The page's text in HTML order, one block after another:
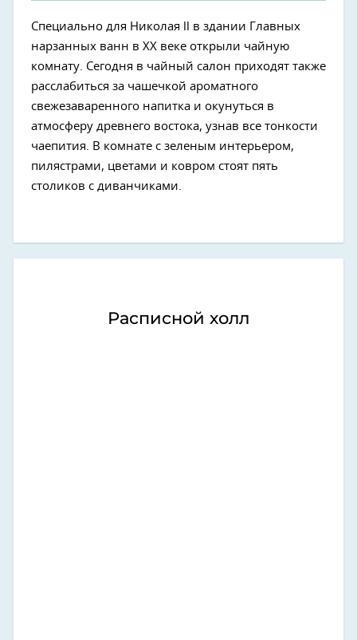
Специально для Николая ll в здании Главных
нарзанных ванн в XX веке открыли чайную
комнату. Сегодня в чайный салон приходят также
расслабиться за чашечкой ароматного
свежезаваренного напитка и окунуться в
атмосферу древнего востока, узнав все тонкости
чаепития. В комнате с зеленым интерьером,
пилястрами, цветами и ковром стоят пять
столиков с диванчиками.
Расписной холл